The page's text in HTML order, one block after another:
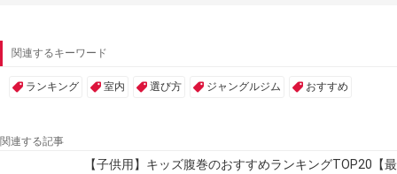
関連するキーワード
ランキング 室内 選び方 ジャングルジム おすすめ
関連する記事
【子供用】キッズ腹巻のおすすめランキングTOP20【最